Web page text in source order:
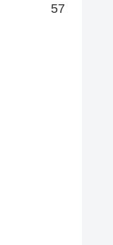
57